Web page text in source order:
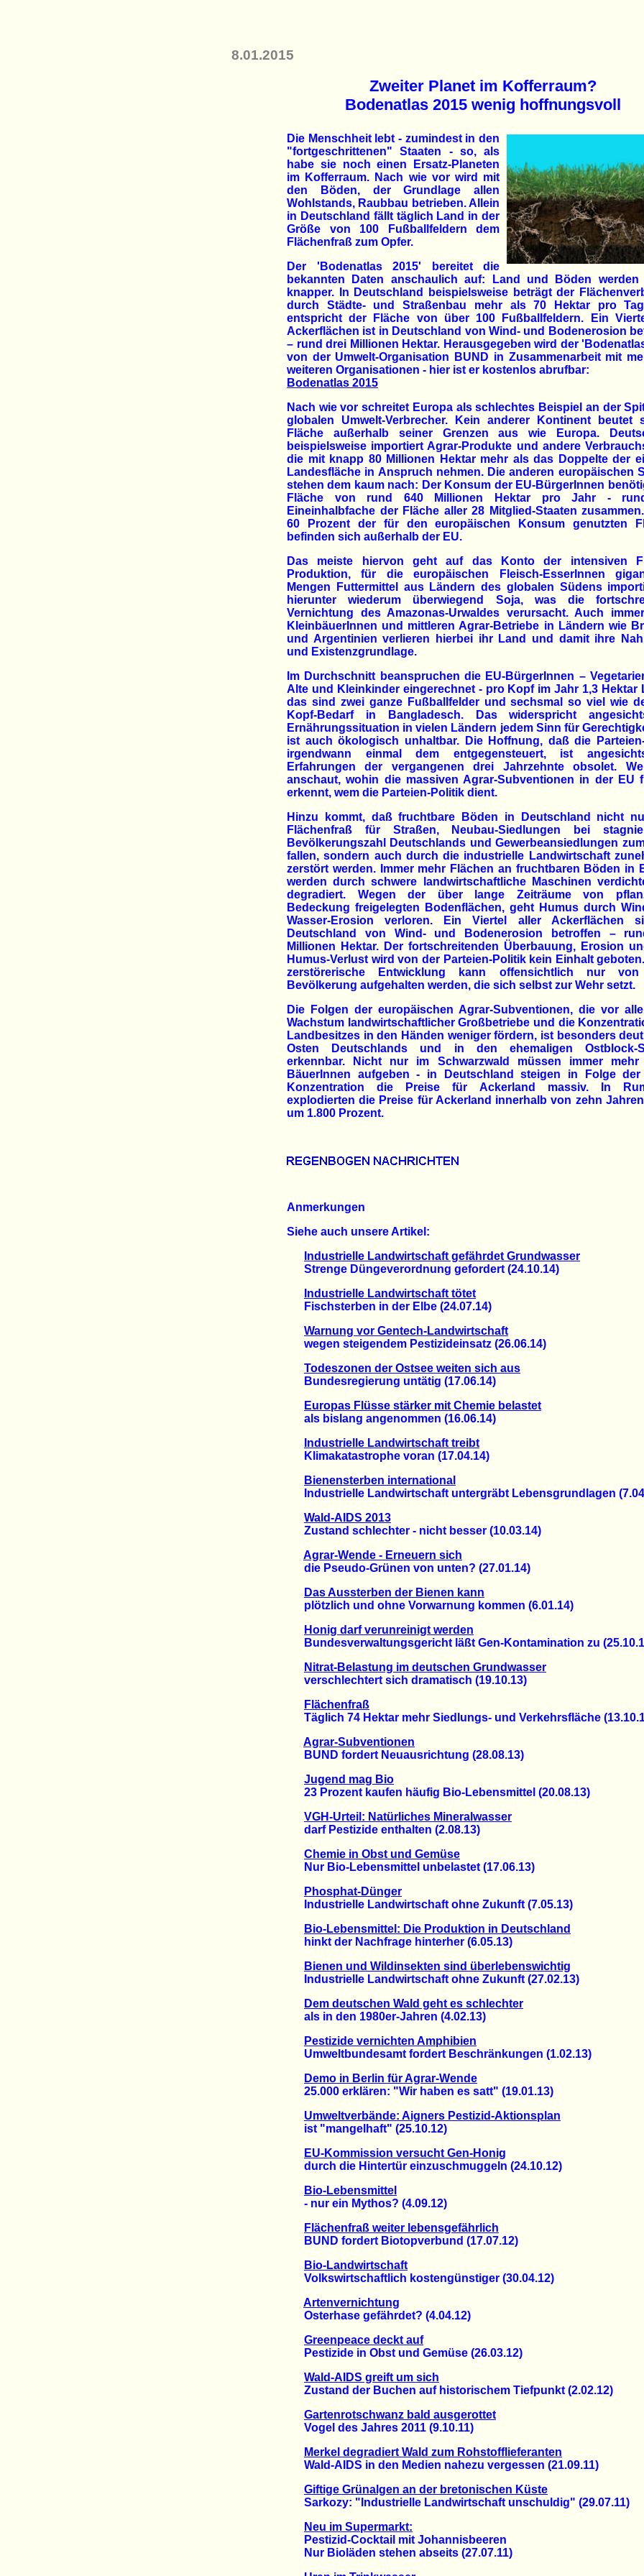
8.01.2015
Zweiter Planet im Kofferraum?
Bodenatlas 2015 wenig hoffnungsvoll
Die Menschheit lebt - zumindest in den
"fortgeschrittenen" Staaten - so, als
habe sie noch einen Ersatz-Planeten
im Kofferraum. Nach wie vor wird mit
den Böden, der Grundlage allen
Wohlstands, Raubbau betrieben. Allein
in Deutschland fällt täglich Land in der
Größe von 100 Fußballfeldern dem
Flächenfraß zum Opfer.
Der 'Bodenatlas 2015' bereitet die
bekannten Daten anschaulich auf: Land und Böden werden
knapper. In Deutschland beispielsweise beträgt der
durch Städte- und Straßenbau mehr als 70 Hektar pro
entspricht der Fläche von über 100 Fußballfeldern. Ein
Ackerflächen ist in Deutschland von Wind- und Bodenerosion
– rund drei Millionen Hektar. Herausgegeben wird der
von der Umwelt-Organisation BUND in Zusammenarbeit mit
weiteren Organisationen - hier ist er kostenlos abrufbar:
Bodenatlas 2015
Nach wie vor schreitet Europa als schlechtes Beispiel an der
globalen Umwelt-Verbrecher. Kein anderer Kontinent beutet
Fläche außerhalb seiner Grenzen aus wie Europa.
beispielsweise importiert Agrar-Produkte und andere
die mit knapp 80 Millionen Hektar mehr als das Doppelte der
Landesfläche in Anspruch nehmen. Die anderen europäischen
stehen dem kaum nach: Der Konsum der EU-BürgerInnen
Fläche von rund 640 Millionen Hektar pro Jahr -
Eineinhalbfache der Fläche aller 28 Mitglied-Staaten
60 Prozent der für den europäischen Konsum genutzten
befinden sich außerhalb der EU.
Das meiste hiervon geht auf das Konto der intensiven
Produktion, für die europäischen Fleisch-EsserInnen
Mengen Futtermittel aus Ländern des globalen Südens
hierunter wiederum überwiegend Soja, was die
Vernichtung des Amazonas-Urwaldes verursacht. Auch
KleinbäuerInnen und mittleren Agrar-Betriebe in Ländern wie
und Argentinien verlieren hierbei ihr Land und damit ihre
und Existenzgrundlage.
Im Durchschnitt beanspruchen die EU-BürgerInnen –
Alte und Kleinkinder eingerechnet - pro Kopf im Jahr 1,3 Hektar
das sind zwei ganze Fußballfelder und sechsmal so viel wie
Kopf-Bedarf in Bangladesch. Das widerspricht
Ernährungssituation in vielen Ländern jedem Sinn für
ist auch ökologisch unhaltbar. Die Hoffnung, daß die
irgendwann einmal dem entgegensteuert, ist
Erfahrungen der vergangenen drei Jahrzehnte obsolet.
anschaut, wohin die massiven Agrar-Subventionen in der EU
erkennt, wem die Parteien-Politik dient.
Hinzu kommt, daß fruchtbare Böden in Deutschland nicht
Flächenfraß für Straßen, Neubau-Siedlungen bei
Bevölkerungszahl Deutschlands und Gewerbeansiedlungen
fallen, sondern auch durch die industrielle Landwirtschaft
zerstört werden. Immer mehr Flächen an fruchtbaren Böden in
werden durch schwere landwirtschaftliche Maschinen
degradiert. Wegen der über lange Zeiträume von
Bedeckung freigelegten Bodenflächen, geht Humus durch
Wasser-Erosion verloren. Ein Viertel aller Ackerflächen
Deutschland von Wind- und Bodenerosion betroffen –
Millionen Hektar. Der fortschreitenden Überbauung, Erosion
Humus-Verlust wird von der Parteien-Politik kein Einhalt
zerstörerische Entwicklung kann offensichtlich nur
Bevölkerung aufgehalten werden, die sich selbst zur Wehr setzt.
Die Folgen der europäischen Agrar-Subventionen, die vor
Wachstum landwirtschaftlicher Großbetriebe und die
Landbesitzes in den Händen weniger fördern, ist besonders
Osten Deutschlands und in den ehemaligen Ostblock-
erkennbar. Nicht nur im Schwarzwald müssen immer mehr
BäuerInnen aufgeben - in Deutschland steigen in Folge der
Konzentration die Preise für Ackerland massiv. In
explodierten die Preise für Ackerland innerhalb von zehn
um 1.800 Prozent.
Anmerkungen
Siehe auch unsere Artikel:
Industrielle Landwirtschaft gefährdet Grundwasser
Strenge Düngeverordnung gefordert (24.10.14)
Industrielle Landwirtschaft tötet
Fischsterben in der Elbe (24.07.14)
Warnung vor Gentech-Landwirtschaft
wegen steigendem Pestizideinsatz (26.06.14)
Todeszonen der Ostsee weiten sich aus
Bundesregierung untätig (17.06.14)
Europas Flüsse stärker mit Chemie belastet
als bislang angenommen (16.06.14)
Industrielle Landwirtschaft treibt
Klimakatastrophe voran (17.04.14)
Bienensterben international
Industrielle Landwirtschaft untergräbt Lebensgrundlagen
Wald-AIDS 2013
Zustand schlechter - nicht besser (10.03.14)
Agrar-Wende - Erneuern sich
die Pseudo-Grünen von unten? (27.01.14)
Das Aussterben der Bienen kann
plötzlich und ohne Vorwarnung kommen (6.01.14)
Honig darf verunreinigt werden
Bundesverwaltungsgericht läßt Gen-Kontamination zu
Nitrat-Belastung im deutschen Grundwasser
verschlechtert sich dramatisch (19.10.13)
Flächenfraß
Täglich 74 Hektar mehr Siedlungs- und Verkehrsfläche
Agrar-Subventionen
BUND fordert Neuausrichtung (28.08.13)
Jugend mag Bio
23 Prozent kaufen häufig Bio-Lebensmittel (20.08.13)
VGH-Urteil: Natürliches Mineralwasser
darf Pestizide enthalten (2.08.13)
Chemie in Obst und Gemüse
Nur Bio-Lebensmittel unbelastet (17.06.13)
Phosphat-Dünger
Industrielle Landwirtschaft ohne Zukunft (7.05.13)
Bio-Lebensmittel: Die Produktion in Deutschland
hinkt der Nachfrage hinterher (6.05.13)
Bienen und Wildinsekten sind überlebenswichtig
Industrielle Landwirtschaft ohne Zukunft (27.02.13)
Dem deutschen Wald geht es schlechter
als in den 1980er-Jahren (4.02.13)
Pestizide vernichten Amphibien
Umweltbundesamt fordert Beschränkungen (1.02.13)
Demo in Berlin für Agrar-Wende
25.000 erklären: "Wir haben es satt" (19.01.13)
Umweltverbände: Aigners Pestizid-Aktionsplan
ist "mangelhaft" (25.10.12)
EU-Kommission versucht Gen-Honig
durch die Hintertür einzuschmuggeln (24.10.12)
Bio-Lebensmittel
- nur ein Mythos? (4.09.12)
Flächenfraß weiter lebensgefährlich
BUND fordert Biotopverbund (17.07.12)
Bio-Landwirtschaft
Volkswirtschaftlich kostengünstiger (30.04.12)
Artenvernichtung
Osterhase gefährdet? (4.04.12)
Greenpeace deckt auf
Pestizide in Obst und Gemüse (26.03.12)
Wald-AIDS greift um sich
Zustand der Buchen auf historischem Tiefpunkt (2.02.12)
Gartenrotschwanz bald ausgerottet
Vogel des Jahres 2011 (9.10.11)
Merkel degradiert Wald zum Rohstofflieferanten
Wald-AIDS in den Medien nahezu vergessen (21.09.11)
Giftige Grünalgen an der bretonischen Küste
Sarkozy: "Industrielle Landwirtschaft unschuldig" (29.07.11)
Neu im Supermarkt:
Pestizid-Cocktail mit Johannisbeeren
Nur Bioläden stehen abseits (27.07.11)